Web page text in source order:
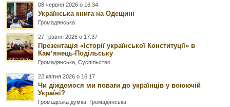
08 червня 2026 о 16:34
Українська книга на Одещині
Громадянська
27 травня 2026 о 17:37
Презентація «Історії української Конституції» в
Камʼянець-Подільську
Громадянська ,Суспільство
22 квітня 2026 о 16:17
Чи діждемося ми поваги до українців у воюючій
Україні?
Громадська думка Громадянська